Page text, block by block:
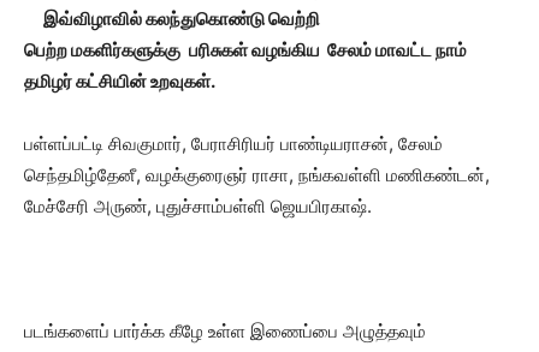
இவ்விழாவில் கலந்துகொண்டு வெற்றி
பெற்றமகளிர்களுக்கு பரிசுகள் வழங்கிய சேலம் மாவட்ட நாம்
தமிழர் கட்சியின் உறவுகள்.
பள்ளப்பட்டி சிவகுமார், பேராசிரியர் பாண்டியராசன், சேலம்
செந்தமிழ்தேனீ, வழக்குரைஞர் ராசா, நங்கவள்ளி மணிகண்டன்,
மேச்சேரி அருண், புதுச்சாம்பள்ளி ஜெயபிரகாஷ்.
படங்களைப் பார்க்க கீழே உள்ள இணைப்பை அழுத்தவும்